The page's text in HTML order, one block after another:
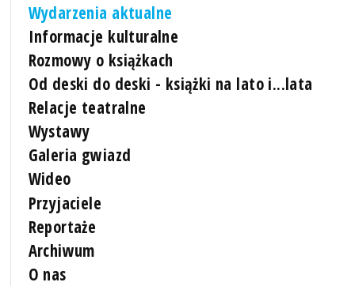
Wydarzenia aktualne
Informacje kulturalne
Rozmowy o książkach
Od deski do deski - książki na lato i...lata
Relacje teatralne
Wystawy
Galeria gwiazd
Wideo
Przyjaciele
Reportaże
Archiwum
O nas